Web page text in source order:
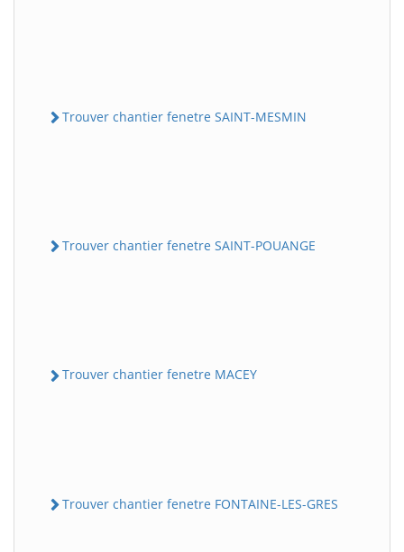
Trouver chantier fenetre SAINT-MESMIN
Trouver chantier fenetre SAINT-POUANGE
Trouver chantier fenetre MACEY
Trouver chantier fenetre FONTAINE-LES-GRES